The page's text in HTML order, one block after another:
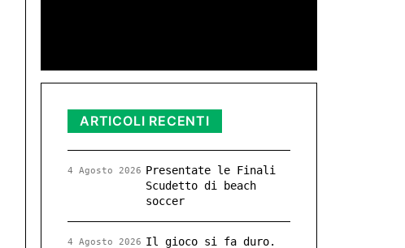
ARTICOLI RECENTI
Presentate le Finali
Scudetto di beach
soccer
4 Agosto 2026
Il gioco si fa duro.
4 Agosto 2026